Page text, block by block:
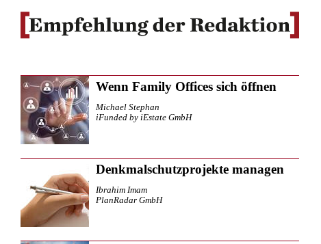
Wenn Family Offices sich öffnen
Michael Stephan
iFunded by iEstate GmbH
Denkmalschutzprojekte managen
Ibrahim Imam
PlanRadar GmbH